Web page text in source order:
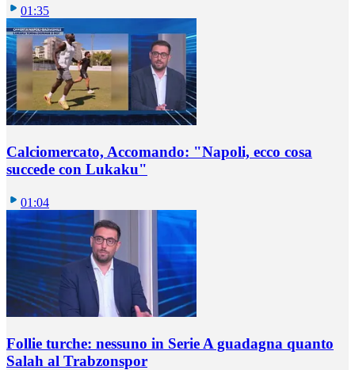
01:35
Calciomercato, Accomando: "Napoli, ecco cosa
succede con Lukaku"
01:04
Follie turche: nessuno in Serie A guadagna quanto
Salah al Trabzonspor